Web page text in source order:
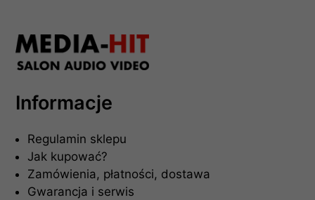
Informacje
Regulamin sklepu
Jak kupować?
Zamówienia, płatności, dostawa
Gwarancja i serwis